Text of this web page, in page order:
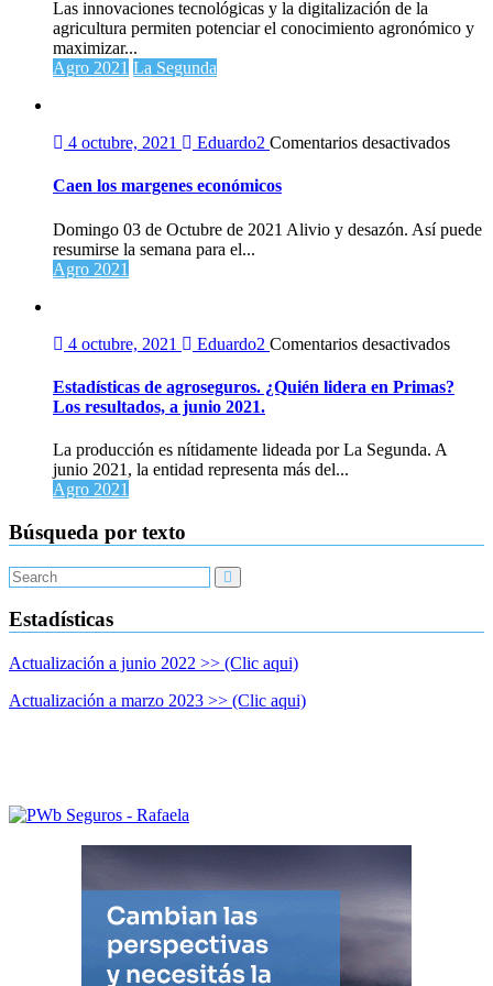
con
Las innovaciones tecnológicas y la digitalización de la
agricultura permiten potenciar el conocimiento agronómico y
maximizar...
Agro 2021 La Segunda
4 octubre, 2021 Eduardo2 Comentarios desactivadosen
Caen los margenes económicos
Domingo 03 de Octubre de 2021 Alivio y desazón. Así puede
resumirse la semana para el...
Agro 2021
4 octubre, 2021 Eduardo2 Comentarios desactivadosen
de
a
Estadísticas de agroseguros. ¿Quién lidera en Primas?
Los resultados, a junio 2021.
La producción es nítidamente lideada por La Segunda. A
junio 2021, la entidad representa más del...
Agro 2021
Búsqueda por texto
Estadísticas
Actualización a junio 2022 >> (Clic aqui)
Actualización a marzo 2023 >> (Clic aqui)